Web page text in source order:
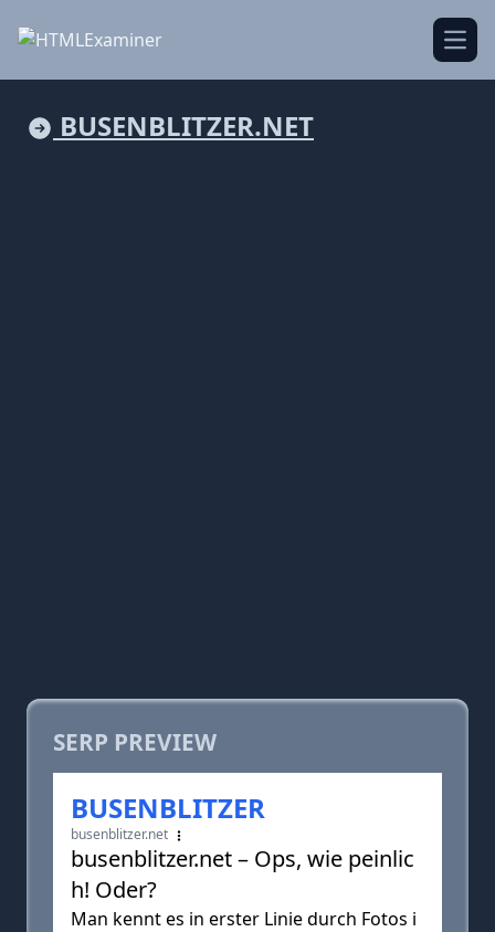
BUSENBLITZER.NET
SERP PREVIEW
BUSENBLITZER
busenblitzer.net
busenblitzer.net – Ops, wie peinlic
h! Oder?
Man kennt es in erster Linie durch Fotos i